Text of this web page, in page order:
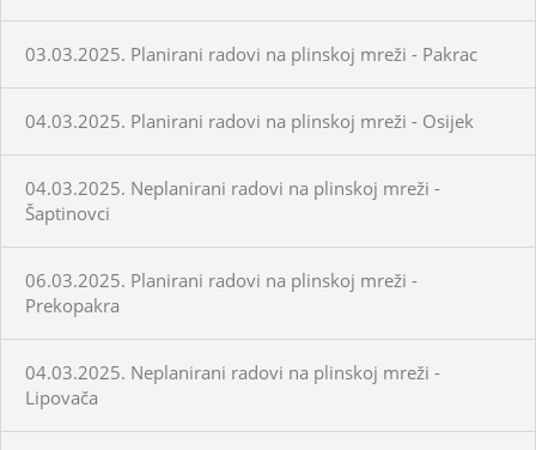
03.03.2025. Planirani radovi na plinskoj mreži - Pakrac
04.03.2025. Planirani radovi na plinskoj mreži - Osijek
04.03.2025. Neplanirani radovi na plinskoj mreži -
Šaptinovci
06.03.2025. Planirani radovi na plinskoj mreži -
Prekopakra
04.03.2025. Neplanirani radovi na plinskoj mreži -
Lipovača